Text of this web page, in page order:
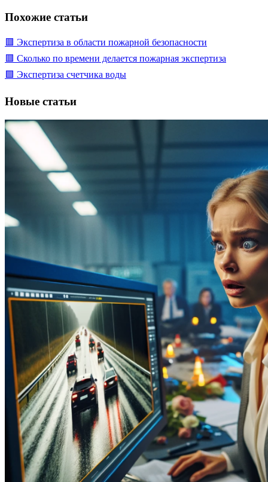
Похожие статьи
🟥 Экспертиза в области пожарной безопасности
🟥 Сколько по времени делается пожарная экспертиза
🟩 Экспертиза счетчика воды
Новые статьи